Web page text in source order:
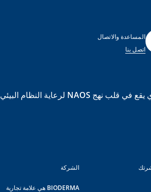
المساعدة والاتصال
اتصل بنا
BIODERMA هي علامة تجارية مبنية على علم الأحياء البيئي الذي يقع في قلب نهج NAOS لرعاية النظام البيئي
الشركة
BIODERMA هي علامة تجارية